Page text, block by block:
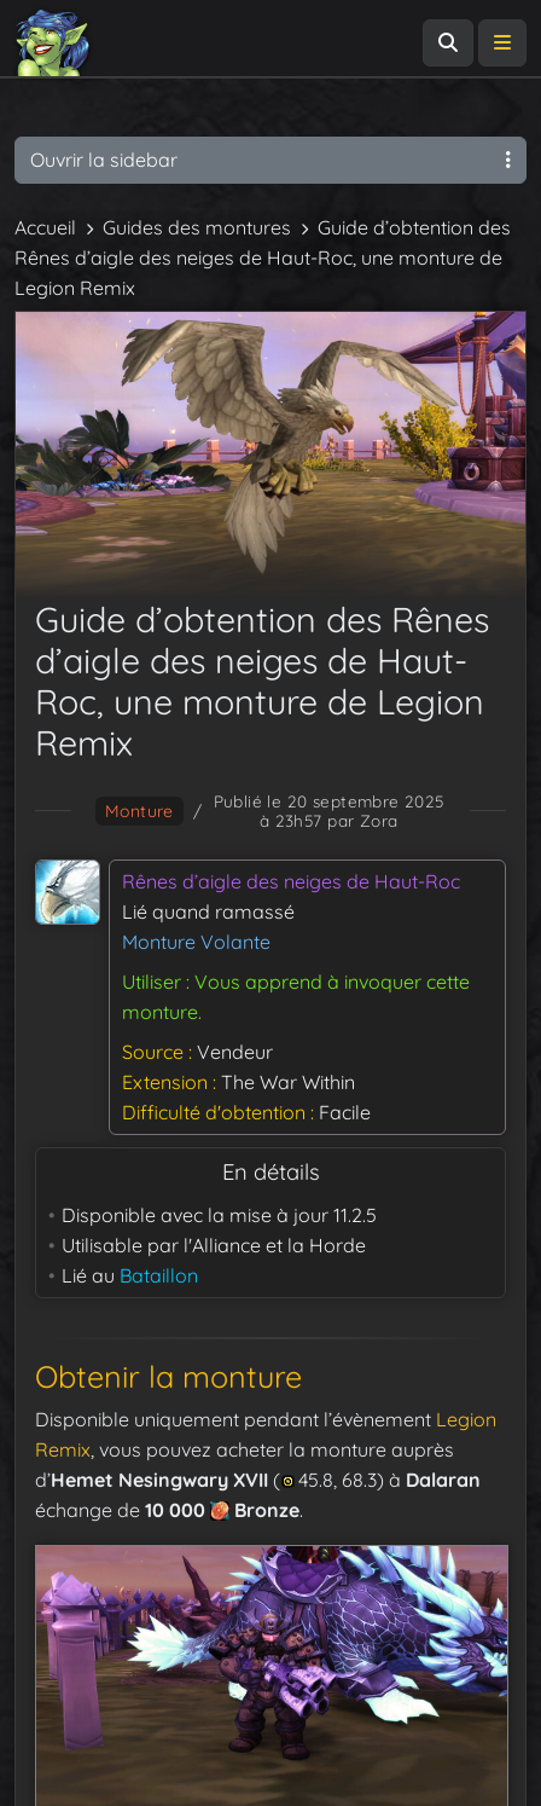
Accueil Guides des montures
Guide d’obtention des
Rênes d’aigle des neiges de Haut-Roc, une monture de
Legion Remix
Guide d’obtention des Rênes
d’aigle des neiges de Haut-
Roc, une monture de Legion
Remix
Monture /
Publié le 20 septembre 2025
à 23h57 par Zora
Rênes d’aigle des neiges de Haut-Roc
Lié quand ramassé
Monture Volante
Utiliser : Vous apprend à invoquer cette
monture.
Source Vendeur
Extension The War Within
Difficulté d'obtention
Facile
En détails
Disponible avec la mise à jour 11.2.5
Utilisable par l'Alliance et la Horde
Lié au Bataillon
Obtenir la monture
Disponible uniquement pendant l’évènement Legion
Remix , vous pouvez acheter la monture auprès
d’Hemet Nesingwary XVII ( 45.8, 68.3) à Dalaran
échange de 10 000 Bronze.
Ouvrir la sidebar